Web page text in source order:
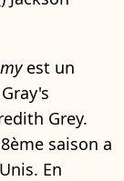
est un
Grey.
saison a
En